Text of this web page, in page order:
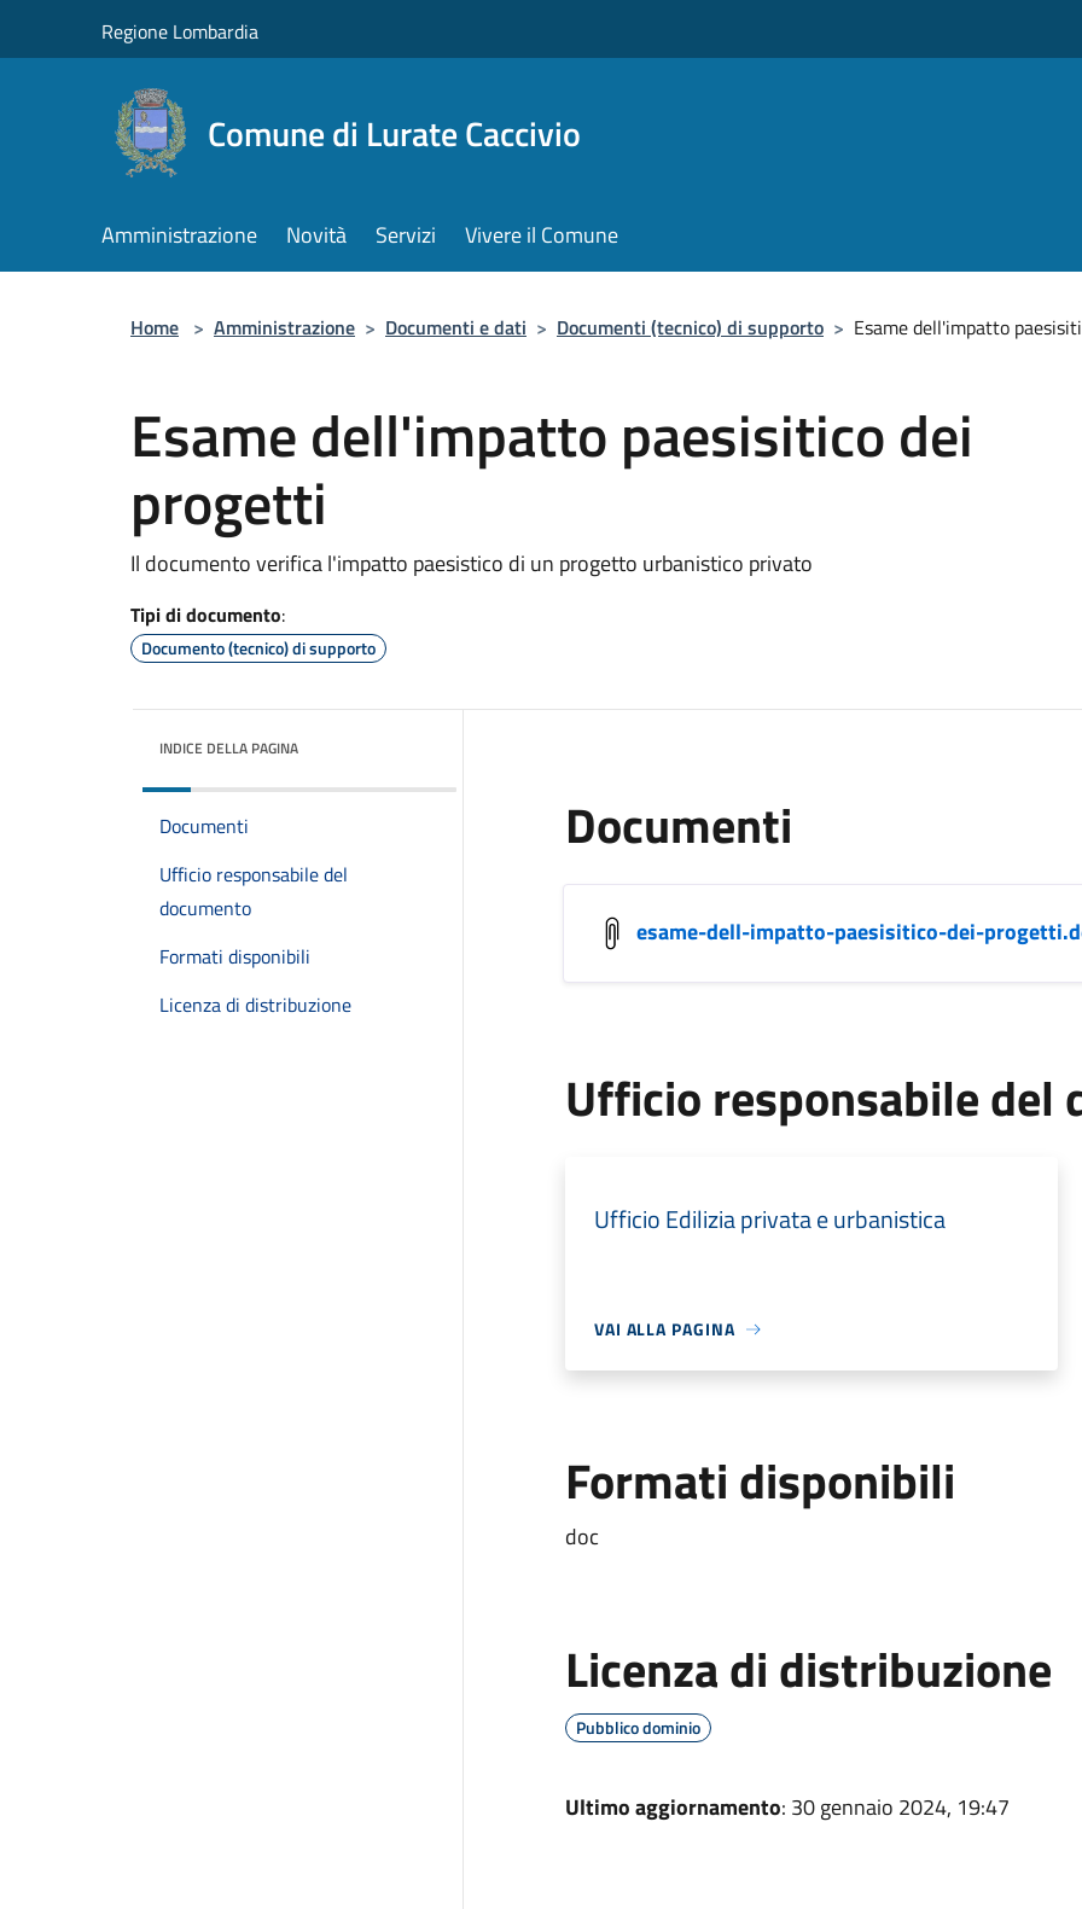
Regione Lombardia
Comune di Lurate Caccivio
Amministrazione Novità Servizi Vivere il Comune
Home > Amministrazione > Documenti e dati > Documenti (tecnico) di supporto > Esame dell'impatto
Esame dell'impatto paesisitico dei
progetti
Il documento verifica l'impatto paesistico di un progetto urbanistico privato
Tipi di documento:
Documento (tecnico) di supporto
INDICE DELLA PAGINA
Documenti
Ufficio responsabile del
documento
Formati disponibili
Licenza di distribuzione
Documenti
esame-dell-impatto-paesisitico-dei-
Ufficio responsabile del
Ufficio Edilizia privata e urbanistica
VAI ALLA PAGINA
Formati disponibili
doc
Licenza di distribuzione
Pubblico dominio
Ultimo aggiornamento: 30 gennaio 2024, 19:47